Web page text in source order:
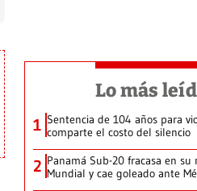
Lo más
1 Sentencia de 104 años para
comparte el costo del silencio
2 Panamá Sub-20 fracasa en su
Mundial y cae goleado ante